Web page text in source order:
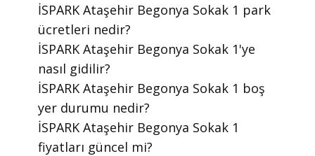
​İSPARK Ataşehir Begonya Sokak 1 park
ücretleri nedir?
​İSPARK Ataşehir Begonya Sokak 1'ye
nasıl gidilir?
​İSPARK Ataşehir Begonya Sokak 1 boş
yer durumu nedir?
​İSPARK Ataşehir Begonya Sokak 1
fiyatları güncel mi?